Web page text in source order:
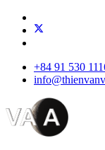
+84 91 530